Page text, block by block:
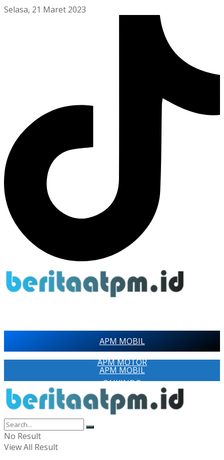
Selasa, 21 Maret 2023
APM MOBIL
APM MOTOR
GAIKINDO
AISI
APM MOBIL
APM MOTOR
GAIKINDO
No Result
View All Result